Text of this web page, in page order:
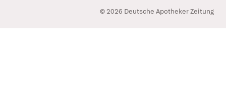
© 2026 Deutsche Apotheker Zeitung